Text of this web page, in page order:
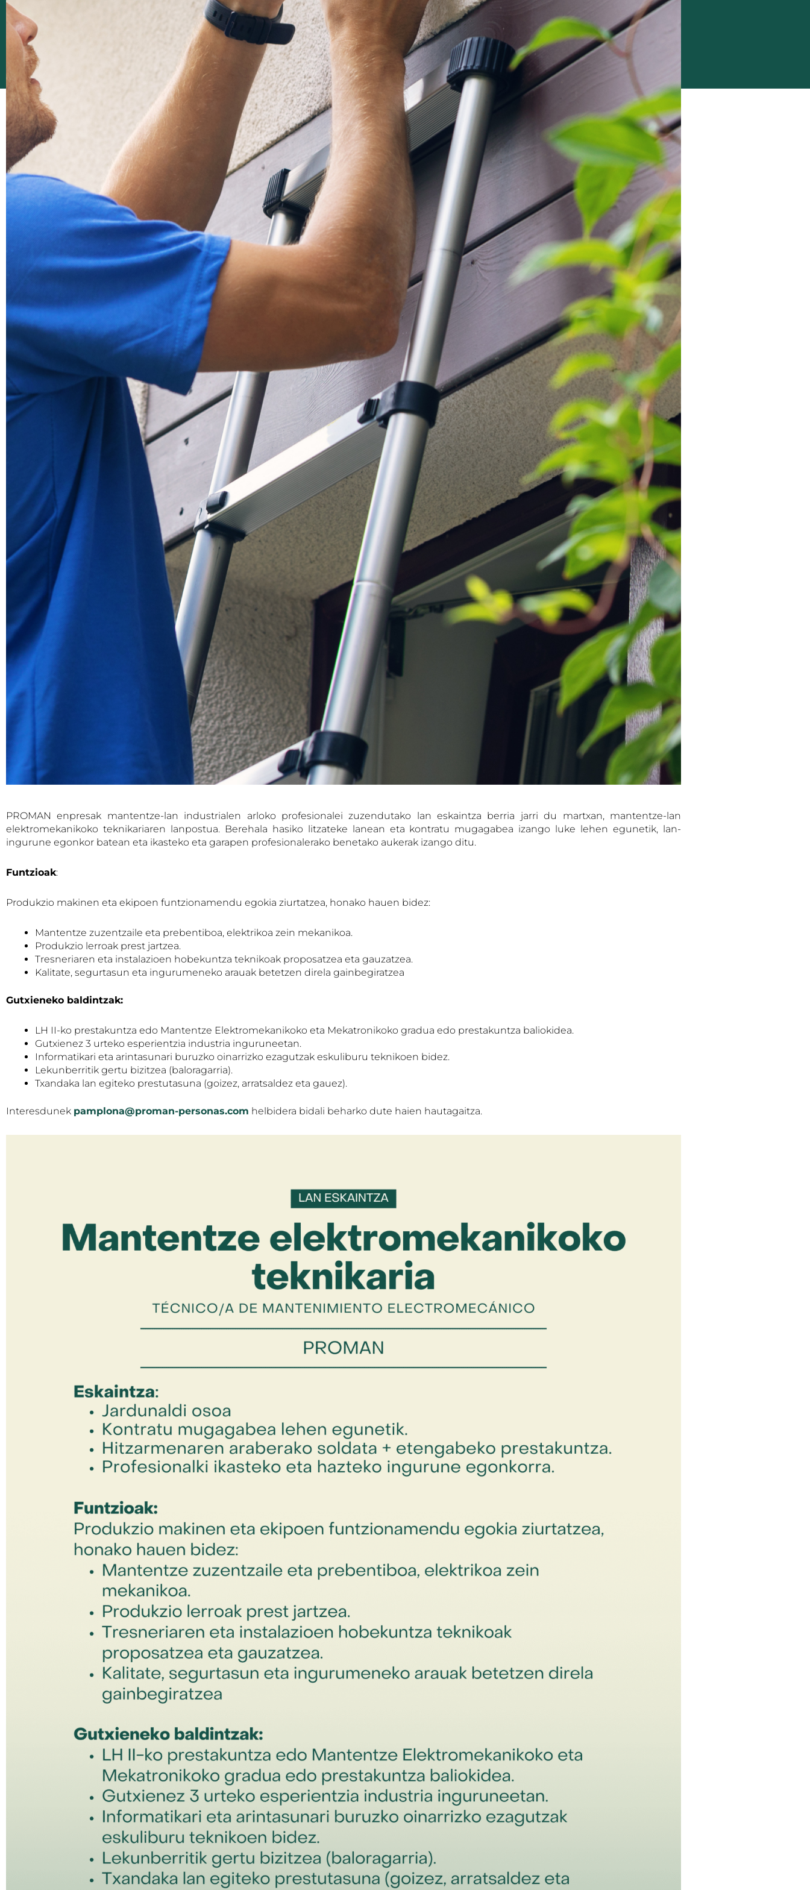
PROMAN enpresak mantentze-lan industrialen arloko profesionalei zuzendutako lan eskaintza berria jarri du martxan, mantentze-lan
elektromekanikoko teknikariaren lanpostua. Berehala hasiko litzateke lanean eta kontratu mugagabea izango luke lehen egunetik, lan-
ingurune egonkor batean eta ikasteko eta garapen profesionalerako benetako aukerak izango ditu.
Funtzioak:
Produkzio makinen eta ekipoen funtzionamendu egokia ziurtatzea, honako hauen bidez:
Mantentze zuzentzaile eta prebentiboa, elektrikoa zein mekanikoa.
Produkzio lerroak prest jartzea.
Tresneriaren eta instalazioen hobekuntza teknikoak proposatzea eta gauzatzea.
Kalitate, segurtasun eta ingurumeneko arauak betetzen direla gainbegiratzea
Gutxieneko baldintzak:
LH II-ko prestakuntza edo Mantentze Elektromekanikoko eta Mekatronikoko gradua edo prestakuntza baliokidea.
Gutxienez 3 urteko esperientzia industria inguruneetan.
Informatikari eta arintasunari buruzko oinarrizko ezagutzak eskuliburu teknikoen bidez.
Lekunberritik gertu bizitzea (baloragarria).
Txandaka lan egiteko prestutasuna (goizez, arratsaldez eta gauez).
Interesdunek pamplona@proman-personas.com helbidera bidali beharko dute haien hautagaitza.